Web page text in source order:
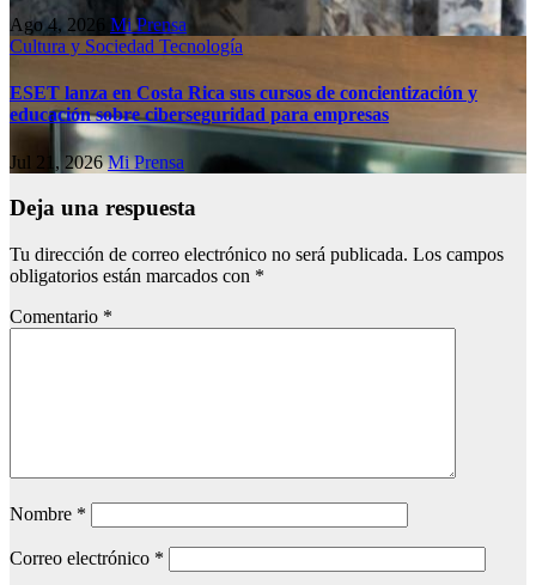
Ago 4, 2026 Mi Prensa
Cultura y Sociedad Tecnología
ESET lanza en Costa Rica sus cursos de concientización y
educación sobre ciberseguridad para empresas
Jul 21, 2026Mi Prensa
Deja una respuesta
Tu dirección de correo electrónico no será publicada. Los campos
obligatorios están marcados con *
Comentario *
Nombre *
Correo electrónico *